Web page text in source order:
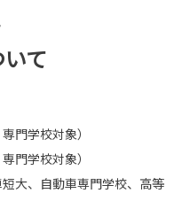
て
門学校対象）
門学校対象）
大、自動車専門学校、高等